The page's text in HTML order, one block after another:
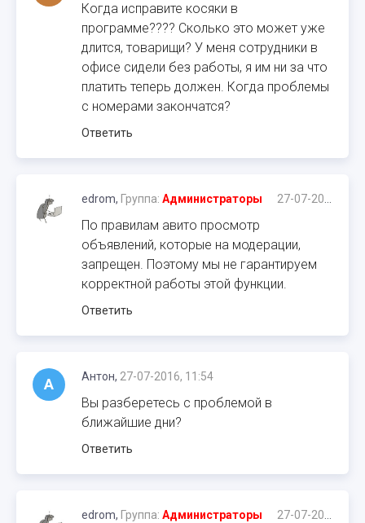
Когда исправите косяки в
программе???? Сколько это может уже
длится, товарищи? У меня сотрудники в
офисе сидели без работы, я им ни за что
платить теперь должен. Когда проблемы
с номерами закончатся?
Ответить
edrom, Группа: Администраторы 27-07-2016, 11:45
По правилам авито просмотр
объявлений, которые на модерации,
запрещен. Поэтому мы не гарантируем
корректной работы этой функции.
Ответить
А Антон, 27-07-2016, 11:54
Вы разберетесь с проблемой в
ближайшие дни?
Ответить
edrom, Группа: Администраторы 27-07-2016, 12:02